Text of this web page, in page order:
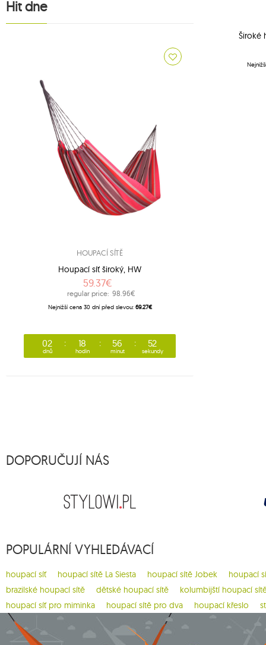
Hit dne
HOUPACÍ SÍTĚ
Houpací síť široký, HW
59.37€
regular price: 98.96€
Nejnižší cena 30 dní před slevou: 69.27€
02
dnů
18
hodin
56
minut
52
sekundy
Široké
DOPORUČUJÍ NÁS
POPULÁRNÍ VYHLEDÁVACÍ
houpací síť houpací sítě La Siesta houpací sítě Jobek houpací
brazilské houpací sítě
dětské houpací sítě kolumbijští houpací
houpací síť pro miminka
houpací sítě pro dva houpací křeslo